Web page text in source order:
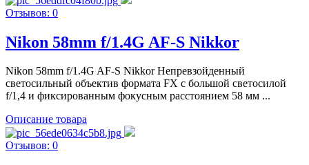
Отзывов: 0
Nikon 58mm f/1.4G AF-S Nikkor
Nikon 58mm f/1.4G AF-S Nikkor Непревзойденный
светосильный объектив формата FX с большой светосилой
f/1,4 и фиксированным фокусным расстоянием 58 мм ...
Описание товара
Отзывов: 0